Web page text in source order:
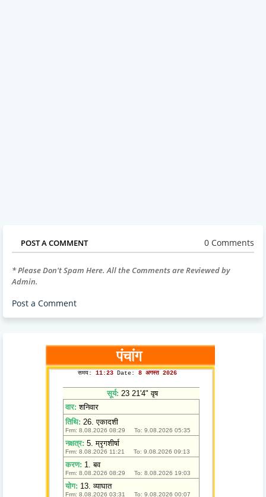
POST A COMMENT 0 Comments
* Please Don't Spam Here. All the Comments are Reviewed by
Admin.
Post a Comment